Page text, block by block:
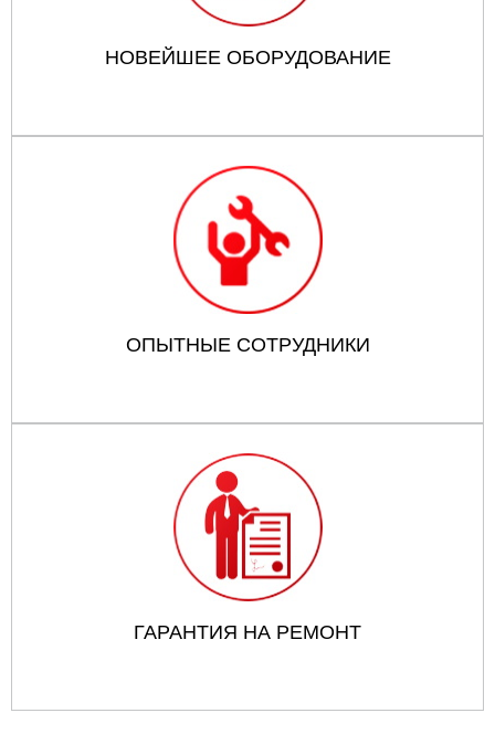
НОВЕЙШЕЕ ОБОРУДОВАНИЕ
ОПЫТНЫЕ СОТРУДНИКИ
ГАРАНТИЯ НА РЕМОНТ